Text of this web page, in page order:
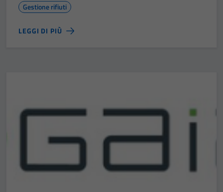
Gestione rifiuti
LEGGI DI PIÙ